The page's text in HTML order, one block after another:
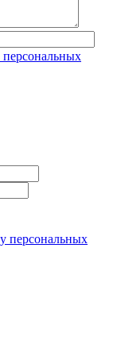
персональных
персональных